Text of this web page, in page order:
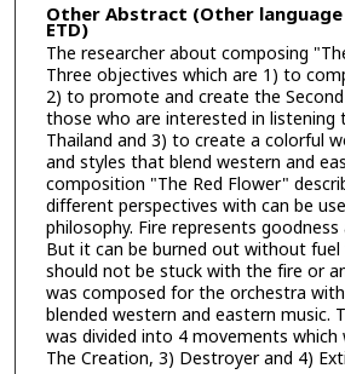
Other Abstract (Other
ETD)
The researcher about composing
Three objectives which are 1) to
2) to promote and create the
those who are interested in listening
Thailand and 3) to create a colorful
and styles that blend western and
composition "The Red Flower"
different perspectives with can be
philosophy. Fire represents goodness
But it can be burned out without
should not be stuck with the fire or
was composed for the orchestra
blended western and eastern music.
was divided into 4 movements which
The Creation, 3) Destroyer and 4)